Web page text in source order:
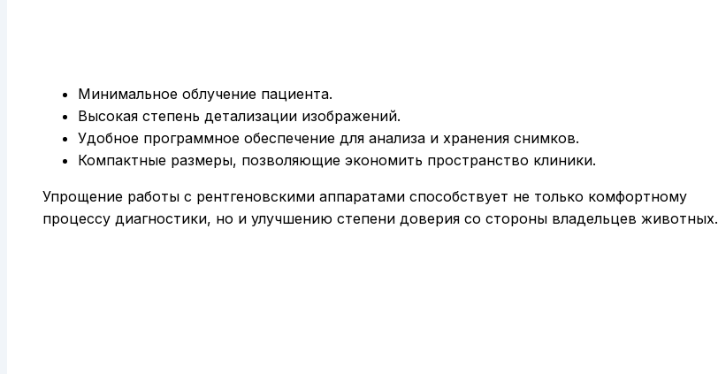
Минимальное облучение пациента.
Высокая степень детализации изображений.
Удобное программное обеспечение для анализа и хранения снимков.
Компактные размеры, позволяющие экономить пространство клиники.
Упрощение работы с рентгеновскими аппаратами способствует не только комфортному
процессу диагностики, но и улучшению степени доверия со стороны владельцев животных.